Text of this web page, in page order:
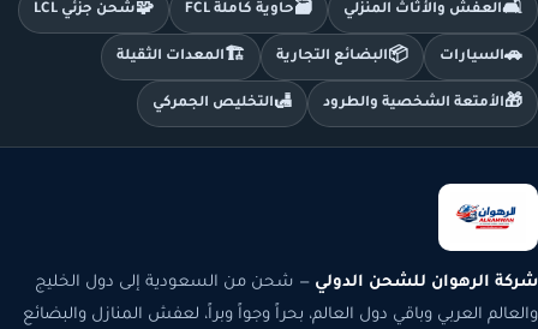
🛋️العفش والأثاث المنزلي 🗃️حاوية كاملة FCL 🧩شحن جزئي LCL
🚗السيارات 📦البضائع التجارية 🏗️ المعدات الثقيلة
🎁الأمتعة الشخصية والطرود 🛃التخليص الجمركي
شركة الرهوان للشحن الدولي — شحن من السعودية إلى دول الخليج
والعالم العربي وباقي دول العالم، بحراً وجواً وبراً، لعفش المنازل والبضائع